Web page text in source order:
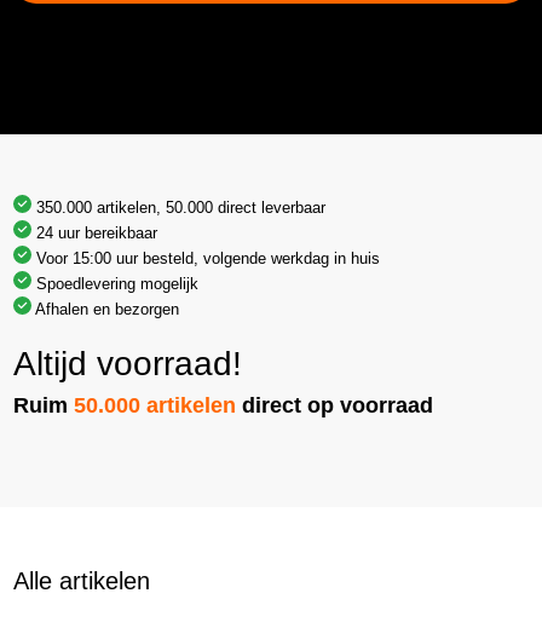
350.000 artikelen, 50.000 direct leverbaar
24 uur bereikbaar
Voor 15:00 uur besteld, volgende werkdag in huis
Spoedlevering mogelijk
Afhalen en bezorgen
Altijd voorraad!
Ruim50.000 artikelen direct op voorraad
Alle artikelen